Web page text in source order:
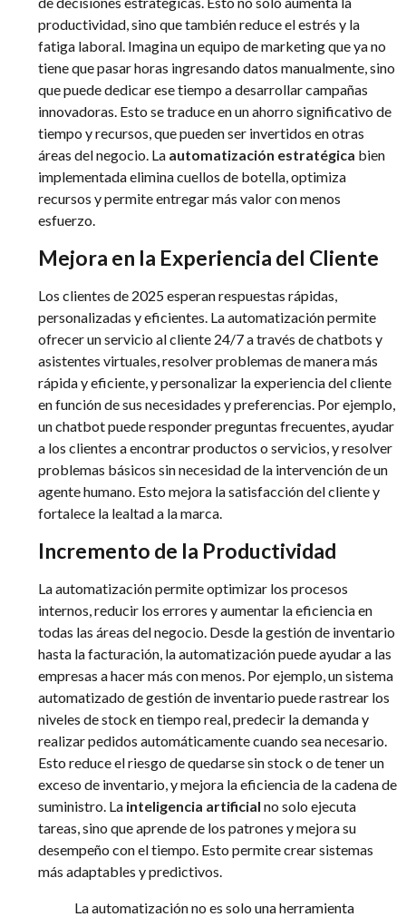
productividad, sino que también reduce el estrés y la
fatiga laboral. Imagina un equipo de marketing que ya no
tiene que pasar horas ingresando datos manualmente, sino
que puede dedicar ese tiempo a desarrollar campañas
innovadoras. Esto se traduce en un ahorro significativo de
tiempo y recursos, que pueden ser invertidos en otras
áreas del negocio. La automatización estratégica bien
implementada elimina cuellos de botella, optimiza
recursos y permite entregar más valor con menos
esfuerzo.
Mejora en la Experiencia del Cliente
Los clientes de 2025 esperan respuestas rápidas,
personalizadas y eficientes. La automatización permite
ofrecer un servicio al cliente 24/7 a través de chatbots y
asistentes virtuales, resolver problemas de manera más
rápida y eficiente, y personalizar la experiencia del cliente
en función de sus necesidades y preferencias. Por ejemplo,
un chatbot puede responder preguntas frecuentes, ayudar
a los clientes a encontrar productos o servicios, y resolver
problemas básicos sin necesidad de la intervención de un
agente humano. Esto mejora la satisfacción del cliente y
fortalece la lealtad a la marca.
Incremento de la Productividad
La automatización permite optimizar los procesos
internos, reducir los errores y aumentar la eficiencia en
todas las áreas del negocio. Desde la gestión de inventario
hasta la facturación, la automatización puede ayudar a las
empresas a hacer más con menos. Por ejemplo, un sistema
automatizado de gestión de inventario puede rastrear los
niveles de stock en tiempo real, predecir la demanda y
realizar pedidos automáticamente cuando sea necesario.
Esto reduce el riesgo de quedarse sin stock o de tener un
exceso de inventario, y mejora la eficiencia de la cadena de
suministro. La inteligencia artificial no solo ejecuta
tareas, sino que aprende de los patrones y mejora su
desempeño con el tiempo. Esto permite crear sistemas
más adaptables y predictivos.
La automatización no es solo una herramienta